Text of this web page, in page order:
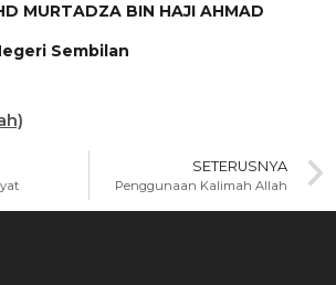
MURTADZA BIN HAJI AHMAD
Sembilan
SETERUSNYA
Penggunaan Kalimah Allah